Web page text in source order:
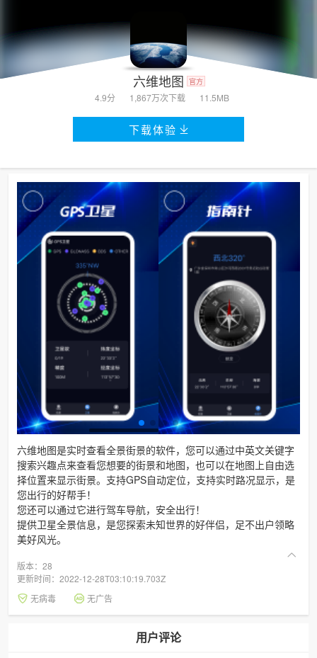
六维地图 官方
4.9分 1,867万次下载 11.5MB
下载体验
六维地图是实时查看全景街景的软件，您可以通过中英文关键字
搜索兴趣点来查看您想要的街景和地图，也可以在地图上自由选
择位置来显示街景。支持GPS自动定位，支持实时路况显示，是
您出行的好帮手！
您还可以通过它进行驾车导航，安全出行！
提供卫星全景信息，是您探索未知世界的好伴侣，足不出户领略
美好风光。
版本：28
更新时间：2022-12-28T03:10:19.703Z
无病毒
无广告
用户评论